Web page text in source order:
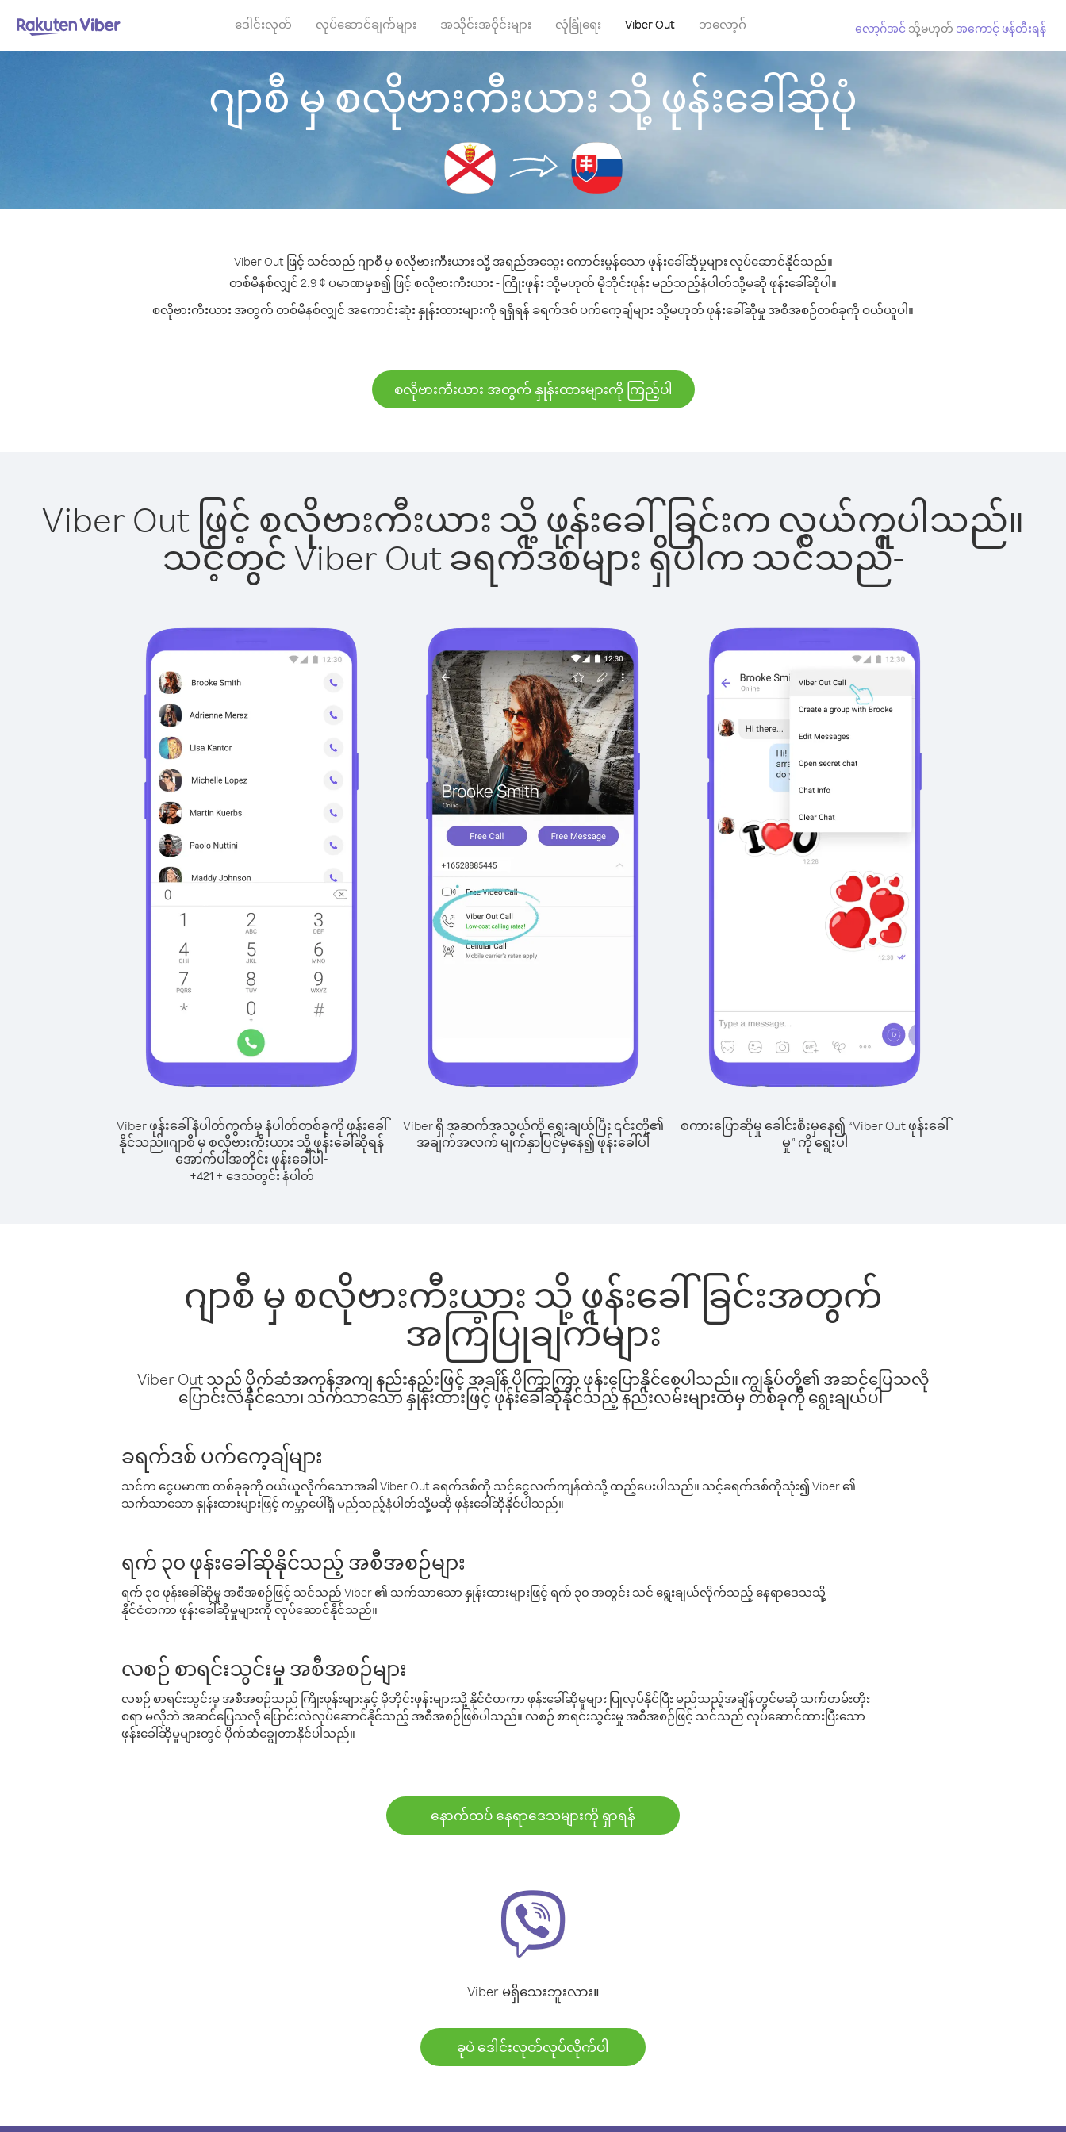
ဒေါင်းလုတ် လုပ်ဆောင်ချက်များ အသိုင်းအဝိုင်းများ လုံခြုံရေး Viber Out ဘလော့ဂ် လော့ဂ်အင် သို့မဟုတ် အကောင့် ဖန်တီးရန်
ဂျာစီ မှ စလိုဗားကီးယား သို့ ဖုန်းခေါ်ဆိုပုံ
Viber Out ဖြင့် သင်သည် ဂျာစီ မှ စလိုဗားကီးယား သို့ အရည်အသွေး ကောင်းမွန်သော ဖုန်းခေါ်ဆိုမှုများ လုပ်ဆောင်နိုင်သည်။
တစ်မိနစ်လျှင် 2.9 ¢ ပမာဏမှစ၍ ဖြင့် စလိုဗားကီးယား - ကြိုးဖုန်း သို့မဟုတ် မိုဘိုင်းဖုန်း မည်သည့်နံပါတ်သို့မဆို ဖုန်းခေါ်ဆိုပါ။
စလိုဗားကီးယား အတွက် တစ်မိနစ်လျှင် အကောင်းဆုံး နှုန်းထားများကို ရရှိရန် ခရက်ဒစ် ပက်ကေ့ချ်များ သို့မဟုတ် ဖုန်းခေါ်ဆိုမှု အစီအစဉ်တစ်ခုကို ဝယ်ယူပါ။
စလိုဗားကီးယား အတွက် နှုန်းထားများကို ကြည့်ပါ
Viber Out ဖြင့် စလိုဗားကီးယား သို့ ဖုန်းခေါ်ခြင်းက လွယ်ကူပါသည်။
သင့်တွင် Viber Out ခရက်ဒစ်များ ရှိပါက သင်သည်-
Viber ဖုန်းခေါ်နံပါတ်ကွက်မှ နံပါတ်တစ်ခုကို ဖုန်းခေါ်
နိုင်သည်။ဂျာစီ မှ စလိုဗားကီးယား သို့ ဖုန်းခေါ်ဆိုရန်
အောက်ပါအတိုင်း ဖုန်းခေါ်ပါ-
+421+ ဒေသတွင်း နံပါတ်
Viber ရှိ အဆက်အသွယ်ကို ရွေးချယ်ပြီး ၎င်းတို့၏
အချက်အလက် မျက်နှာပြင်မှနေ၍ ဖုန်းခေါ်ပါ
စကားပြောဆိုမှု ခေါင်းစီးမှနေ၍ “Viber Out ဖုန်းခေါ်
မှု” ကို ရွေးပါ
ဂျာစီ မှ စလိုဗားကီးယား သို့ ဖုန်းခေါ်ခြင်းအတွက်
အကြံပြုချက်များ
Viber Out သည် ပိုက်ဆံအကုန်အကျ နည်းနည်းဖြင့် အချိန် ပိုကြာကြာ ဖုန်းပြောနိုင်စေပါသည်။ ကျွန်ုပ်တို့၏ အဆင်ပြေသလို
ပြောင်းလဲနိုင်သော၊ သက်သာသော နှုန်းထားဖြင့် ဖုန်းခေါ်ဆိုနိုင်သည့် နည်းလမ်းများထဲမှ တစ်ခုကို ရွေးချယ်ပါ-
ခရက်ဒစ် ပက်ကေ့ချ်များ
သင်က ငွေပမာဏ တစ်ခုခုကို ဝယ်ယူလိုက်သောအခါ Viber Out ခရက်ဒစ်ကို သင့်ငွေလက်ကျန်ထဲသို့ ထည့်ပေးပါသည်။ သင့်ခရက်ဒစ်ကိုသုံး၍ Viber ၏
သက်သာသော နှုန်းထားများဖြင့် ကမ္ဘာပေါ်ရှိ မည်သည့်နံပါတ်သို့မဆို ဖုန်းခေါ်ဆိုနိုင်ပါသည်။
ရက် ၃၀ ဖုန်းခေါ်ဆိုနိုင်သည့် အစီအစဉ်များ
ရက် ၃၀ ဖုန်းခေါ်ဆိုမှု အစီအစဉ်ဖြင့် သင်သည် Viber ၏ သက်သာသော နှုန်းထားများဖြင့် ရက် ၃၀ အတွင်း သင် ရွေးချယ်လိုက်သည့် နေရာဒေသသို့
နိုင်ငံတကာ ဖုန်းခေါ်ဆိုမှုများကို လုပ်ဆောင်နိုင်သည်။
လစဉ် စာရင်းသွင်းမှု အစီအစဉ်များ
လစဉ် စာရင်းသွင်းမှု အစီအစဉ်သည် ကြိုးဖုန်းများနှင့် မိုဘိုင်းဖုန်းများသို့ နိုင်ငံတကာ ဖုန်းခေါ်ဆိုမှုများ ပြုလုပ်နိုင်ပြီး မည်သည့်အချိန်တွင်မဆို သက်တမ်းတိုး
စရာ မလိုဘဲ အဆင်ပြေသလို ပြောင်းလဲလုပ်ဆောင်နိုင်သည့် အစီအစဉ်ဖြစ်ပါသည်။ လစဉ် စာရင်းသွင်းမှု အစီအစဉ်ဖြင့် သင်သည် လုပ်ဆောင်ထားပြီးသော
ဖုန်းခေါ်ဆိုမှုများတွင် ပိုက်ဆံချွေတာနိုင်ပါသည်။
နောက်ထပ် နေရာဒေသများကို ရှာရန်
Viber မရှိသေးဘူးလား။
ခုပဲ ဒေါင်းလုတ်လုပ်လိုက်ပါ